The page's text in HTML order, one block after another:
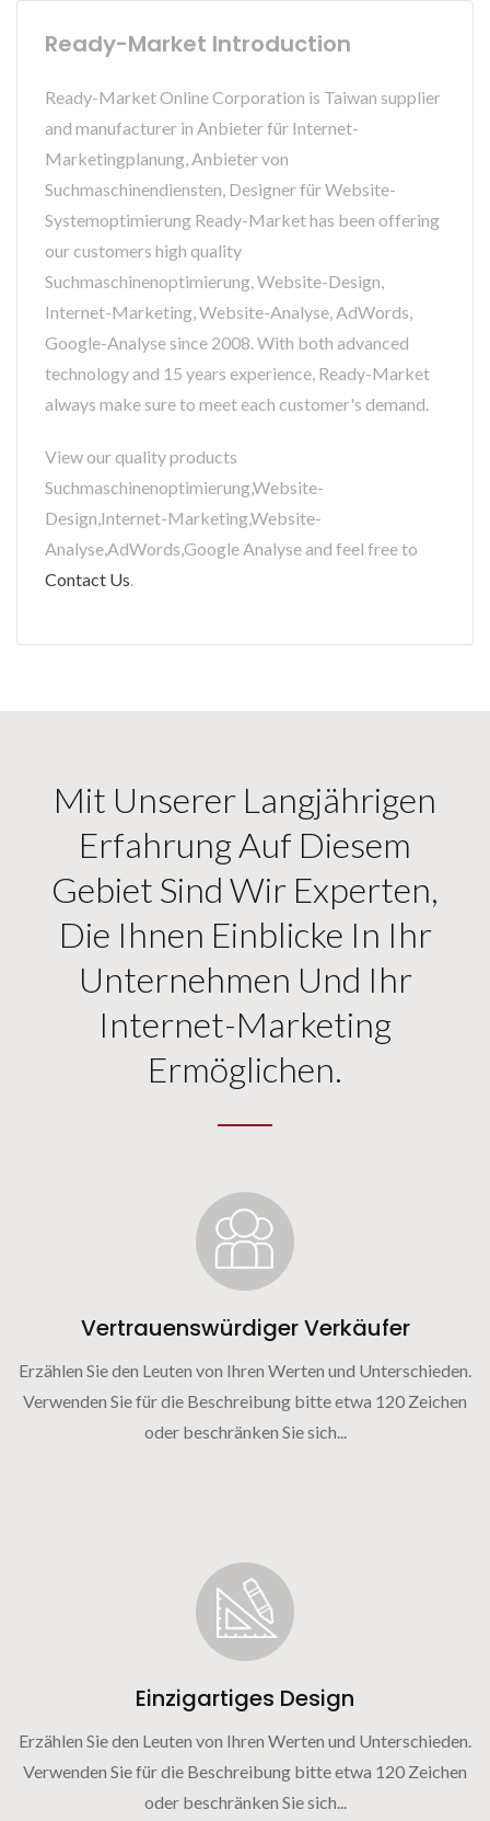
Ready-Market Introduction
Ready-Market Online Corporation is Taiwan supplier
and manufacturer in Anbieter für Internet-
Marketingplanung, Anbieter von
Suchmaschinendiensten, Designer für Website-
Systemoptimierung Ready-Market has been offering
our customers high quality
Suchmaschinenoptimierung, Website-Design,
Internet-Marketing, Website-Analyse, AdWords,
Google-Analyse since 2008. With both advanced
technology and 15 years experience, Ready-Market
always make sure to meet each customer's demand.
View our quality products
Suchmaschinenoptimierung,Website-
Design,Internet-Marketing,Website-
Analyse,AdWords,Google Analyse and feel free to
Contact Us.
Mit Unserer Langjährigen
Erfahrung Auf Diesem
Gebiet Sind Wir Experten,
Die Ihnen Einblicke In Ihr
Unternehmen Und Ihr
Internet-Marketing
Ermöglichen.
Vertrauenswürdiger Verkäufer
Erzählen Sie den Leuten von Ihren Werten und Unterschieden.
Verwenden Sie für die Beschreibung bitte etwa 120 Zeichen
oder beschränken Sie sich...
Einzigartiges Design
Erzählen Sie den Leuten von Ihren Werten und Unterschieden.
Verwenden Sie für die Beschreibung bitte etwa 120 Zeichen
oder beschränken Sie sich...